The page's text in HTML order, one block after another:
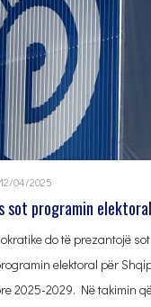
12/04/2025
sot programin elektoral
do të prezantojë
elektoral për
2025-2029. Në takimin